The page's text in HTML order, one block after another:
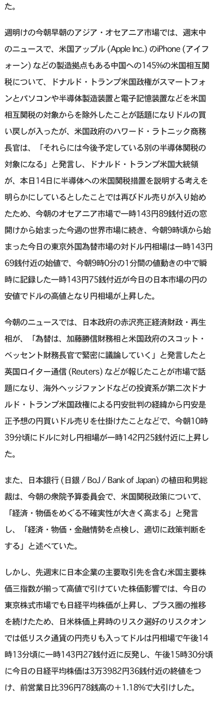
た。
週明けの今朝早朝のアジア・オセアニア市場では、週末中
のニュースで、米国アップル (Apple Inc.) のiPhone (アイフ
ォーン) などの製造拠点もある中国への145%の米国相互関
税について、ドナルド・トランプ米国政権がスマートフォ
ンとパソコンや半導体製造装置と電子記憶装置などを米国
相互関税の対象からを除外したことが話題になりドルの買
い戻しが入ったが、米国政府のハワード・ラトニック商務
長官は、「それらには今後予定している別の半導体関税の
対象になる」と発言し、ドナルド・トランプ米国大統領
が、本日14日に半導体への米国関税措置を説明する考えを
明らかにしているとしたことでは再びドル売りが入り始め
たため、今朝のオセアニア市場で一時143円89銭付近の窓
開けから始まった今週の世界市場に続き、今朝9時頃から始
まった今日の東京外国為替市場の対ドル円相場は一時143円
69銭付近の始値で、今朝9時0分の1分間の値動きの中で瞬
時に記録した一時143円75銭付近が今日の日本市場の円の
安値でドルの高値となり円相場が上昇した。
今朝のニュースでは、日本政府の赤沢亮正経済財政・再生
相が、「為替は、加藤勝信財務相と米国政府のスコット・
ベッセント財務長官で緊密に議論していく」と発言したと
英国ロイター通信 (Reuters) などが報じたことが市場で話
題になり、海外ヘッジファンドなどの投資系が第二次ドナ
ルド・トランプ米国政権による円安批判の経緯から円安是
正予想の円買いドル売りを仕掛けたことなどで、今朝10時
39分頃にドルに対し円相場が一時142円25銭付近に上昇し
た。
また、日本銀行 (日銀 / BoJ / Bank of Japan) の植田和男総
裁は、今朝の衆院予算委員会で、米国関税政策について、
「経済・物価をめぐる不確実性が大きく高まる」と発言
し、「経済・物価・金融情勢を点検し、適切に政策判断を
する」と述べていた。
しかし、先週末に日本企業の主要取引先を含む米国主要株
価三指数が揃って高値で引けていた株価影響では、今日の
東京株式市場でも日経平均株価が上昇し、プラス圏の推移
を続けたため、日米株価上昇時のリスク選好のリスクオン
では低リスク通貨の円売りも入ってドルは円相場で午後14
時13分頃に一時143円27銭付近に反発し、午後15時30分頃
に今日の日経平均株価は3万3982円36銭付近の終値をつ
け、前営業日比396円78銭高の＋1.18%で大引けした。